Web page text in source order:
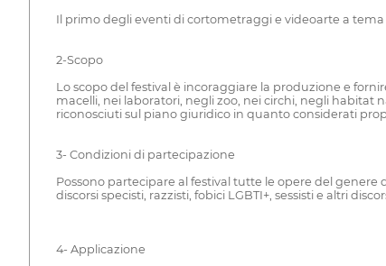
Il primo degli eventi di cortometraggi e videoarte a tema
2-Scopo
Lo scopo del festival è incoraggiare la produzione e
macelli, nei laboratori, negli zoo, nei circhi, negli
riconosciuti sul piano giuridico in quanto considerati
3- Condizioni di partecipazione
Possono partecipare al festival tutte le opere del
discorsi specisti, razzisti, fobici LGBTI+, sessisti e altri
4- Applicazione